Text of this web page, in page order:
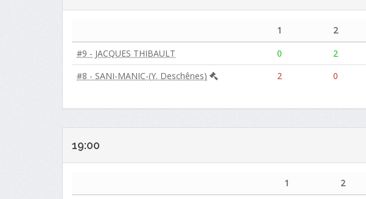
1 2
#9 - JACQUES THIBAULT
0 2
#8 - SANI-MANIC-(Y. Deschênes)
2 0
19:00
1 2